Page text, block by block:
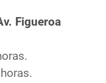
Figueroa